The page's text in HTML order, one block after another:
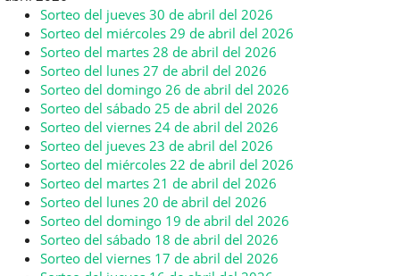
Sorteo del jueves 30 de abril del 2026
Sorteo del miércoles 29 de abril del 2026
Sorteo del martes 28 de abril del 2026
Sorteo del lunes 27 de abril del 2026
Sorteo del domingo 26 de abril del 2026
Sorteo del sábado 25 de abril del 2026
Sorteo del viernes 24 de abril del 2026
Sorteo del jueves 23 de abril del 2026
Sorteo del miércoles 22 de abril del 2026
Sorteo del martes 21 de abril del 2026
Sorteo del lunes 20 de abril del 2026
Sorteo del domingo 19 de abril del 2026
Sorteo del sábado 18 de abril del 2026
Sorteo del viernes 17 de abril del 2026